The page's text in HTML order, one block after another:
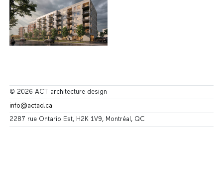
© 2026 ACT architecture design
info@actad.ca
2287 rue Ontario Est, H2K 1V9, Montréal, QC